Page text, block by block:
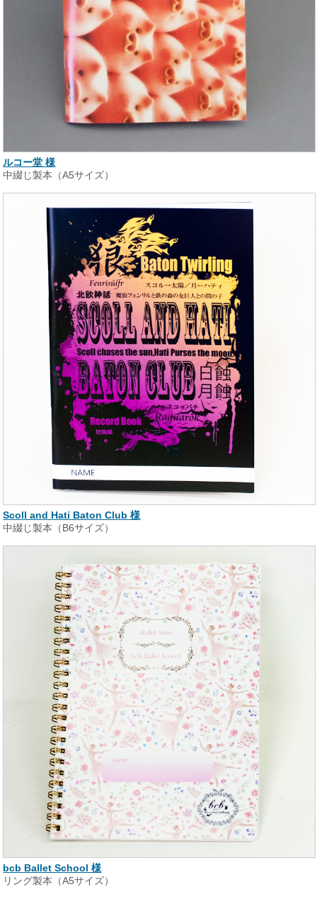
ルコー堂 様
中綴じ製本（A5サイズ）
Scoll and Hati Baton Club 様
中綴じ製本（B6サイズ）
bcb Ballet School 様
リング製本（A5サイズ）